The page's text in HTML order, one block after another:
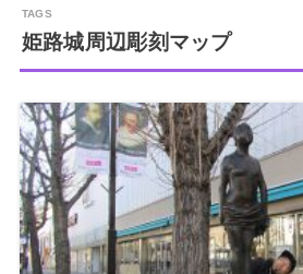
姫路城周辺彫刻マップ